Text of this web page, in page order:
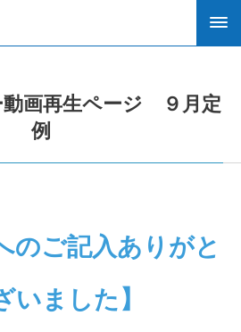
動画再生ページ ９月定
例
のご記入ありがと
いました】